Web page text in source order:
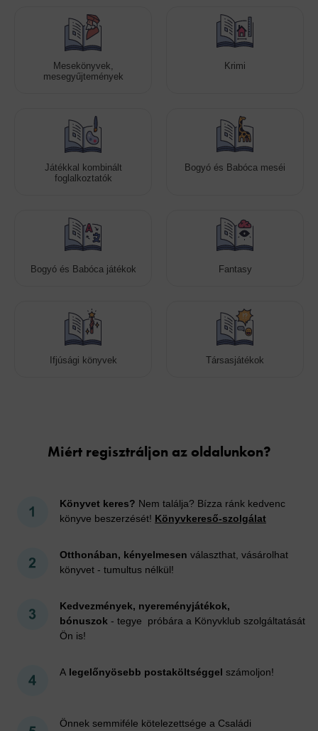
Mesekönyvek,
mesegyűjtemények
Krimi
Játékkal kombinált
foglalkoztatók
Bogyó és Babóca meséi
Bogyó és Babóca játékok Fantasy
Ifjúsági könyvek Társasjátékok
Miért regisztráljon az oldalunkon?
Könyvet keres? Nem találja? Bízza ránk kedvenc
könyve beszerzését! Könyvkereső-szolgálat
Otthonában, kényelmesen választhat, vásárolhat
könyvet - tumultus nélkül!
Kedvezmények, nyereményjátékok,
bónuszok - tegye próbára a Könyvklub szolgáltatását
Ön is!
A legelőnyösebb postaköltséggel számoljon!
Önnek semmiféle kötelezettsége a Családi